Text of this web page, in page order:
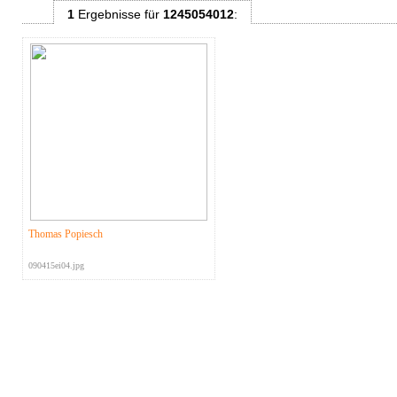
1 Ergebnisse für 1245054012:
Thomas Popiesch
090415ei04.jpg